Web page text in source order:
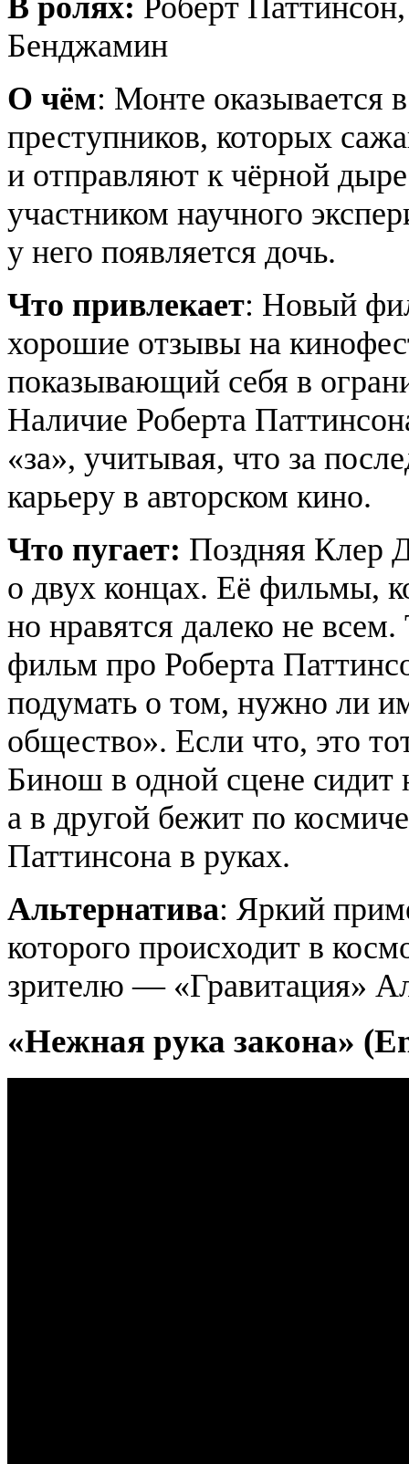
Бенджамин
О чём: Монте оказывается
преступников, которых
и отправляют к чёрной
участником научного
у него появляется дочь.
Что привлекает: Новый
хорошие отзывы на
показывающий себя в
Наличие Роберта
«за», учитывая, что за
карьеру в авторском кино.
Что пугает: Поздняя Клер
о двух концах. Её фильмы,
но нравятся далеко не
фильм про Роберта
подумать о том, нужно ли
общество». Если что, это
Бинош в одной сцене сидит
а в другой бежит по
Паттинсона в руках.
Альтернатива: Яркий
которого происходит в
зрителю — «Гравитация»
«Нежная рука закона»